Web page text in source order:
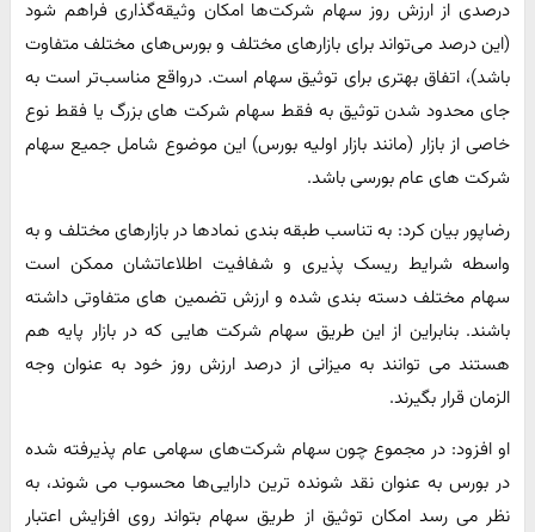
درصدی از ارزش روز سهام شرکت‌ها امکان وثیقه‌گذاری فراهم شود
(این درصد می‌تواند برای بازارهای مختلف و بورس‌های مختلف متفاوت
باشد)، اتفاق بهتری برای توثیق سهام است. درواقع مناسب‌تر است به
جای محدود شدن توثیق به فقط سهام شرکت های بزرگ یا فقط نوع
خاصی از بازار (مانند بازار اولیه بورس) این موضوع شامل جمیع سهام
شرکت های عام بورسی باشد.
رضاپور بیان کرد: به تناسب طبقه بندی نمادها در بازارهای مختلف و به
واسطه شرایط ریسک پذیری و شفافیت اطلاعاتشان ممکن است
سهام مختلف دسته بندی شده و ارزش تضمین های متفاوتی داشته
باشند. بنابراین از این طریق سهام شرکت هایی که در بازار پایه هم
هستند می توانند به میزانی از درصد ارزش روز خود به عنوان وجه
الزمان قرار بگیرند.
او افزود: در مجموع چون سهام شرکت‌های سهامی عام پذیرفته شده
در بورس به عنوان نقد شونده ترین دارایی‌ها محسوب می شوند، به
نظر می رسد امکان توثیق از طریق سهام بتواند روی افزایش اعتبار